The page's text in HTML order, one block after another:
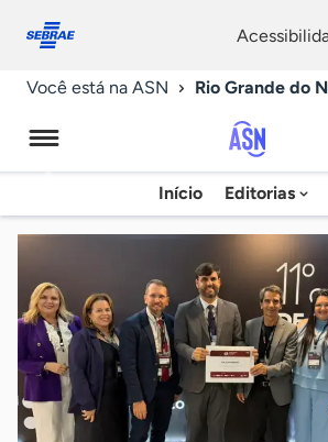
conosco
Você está na ASN Rio Grande do
de
Início Editorias